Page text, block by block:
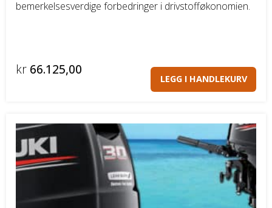
bemerkelsesverdige forbedringer i drivstofføkonomien.
kr 66.125,00
LEGG I HANDLEKURV